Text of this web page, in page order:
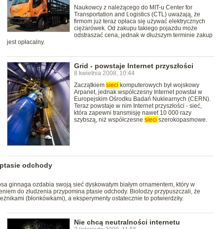
Naukowcy z należącego do MIT-u Center for
Transportation and Logistics (CTL) uważają, że
firmom już teraz opłaca się używać elektrycznych
ciężarówek. Od zakupu takiego pojazdu może
odstraszać cena, jednak w dłuższym terminie zakup
jest opłacalny.
Grid - powstaje Internet przyszłości
8 kwietnia 2008, 10:44
Zaczątkiem sieci komputerowych był wojskowy
Arpanet, jednak współczesny Internet powstał w
Europejskim Ośrodku Badań Nuklearnych (CERN).
Teraz powstaje w nim Internet przyszłości - sieć,
która zapewni transmisję nawet 10 000 razy
szybszą, niż współczesne sieci szerokopasmowe.
odchody
ginnaga ozdabia swoją sieć dyskowatym białym ornamentem, który w
do złudzenia przypomina ptasie odchody. Biolodzy przypuszczali, że
(błonkówkami), a eksperymenty ostatecznie to potwierdziły.
Nie chcą neutralności internetu